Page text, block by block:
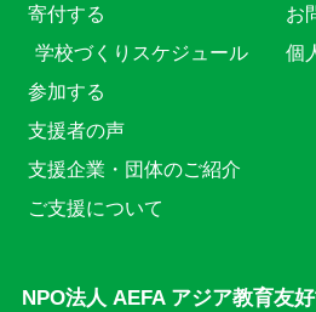
寄付する
学校づくりスケジュール
参加する
支援者の声
支援企業・団体のご紹介
ご支援について
お
個
NPO法人 AEFA アジア教育友